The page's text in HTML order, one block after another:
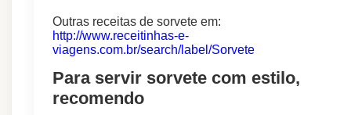
Outras receitas de sorvete em:
http://www.receitinhas-e-
viagens.com.br/search/label/Sorvete
Para servir sorvete com estilo,
recomendo